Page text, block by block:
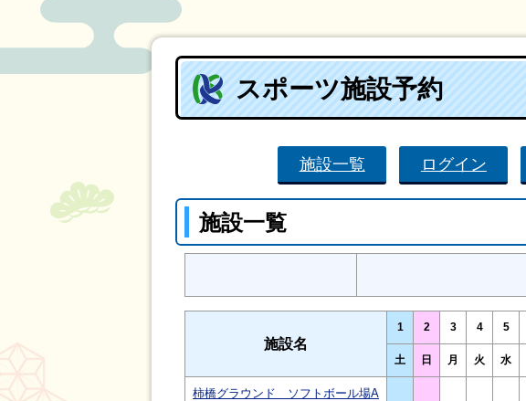
スポーツ施設予約
施設一覧 ログイン
施設一覧
施設名
1 2 3 4 5
土 日 月 火 水
柿橋グラウンド ソフトボール場A